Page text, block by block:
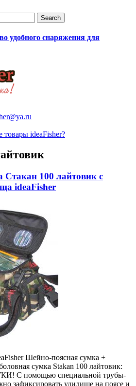
удобного снаряжения для
ideaFisher?
Стакан 100 лайтовик с
ideaFisher
Шейно-поясная сумка +
сумка Stakan 100 лайтовик:
С помощью специальной трубы-
зафиксировать удилище на поясе и